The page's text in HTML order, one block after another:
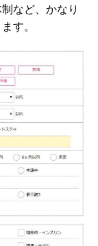
など、かなり
す。